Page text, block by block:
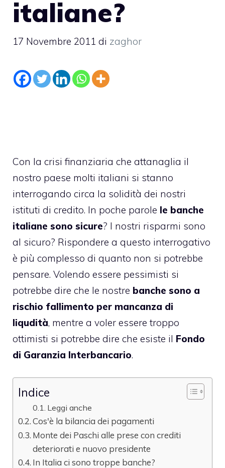
italiane?
17 Novembre 2011 di zaghor
Con la crisi finanziaria che attanaglia il
nostro paese molti italiani si stanno
interrogando circa la solidità dei nostri
istituti di credito. In poche parole le banche
italiane sono sicure? I nostri risparmi sono
al sicuro? Rispondere a questo interrogativo
è più complesso di quanto non si potrebbe
pensare. Volendo essere pessimisti si
potrebbe dire che le nostre banche sono a
rischio fallimento per mancanza di
liqudità, mentre a voler essere troppo
ottimisti si potrebbe dire che esiste il Fondo
di Garanzia Interbancario.
Indice
Leggi anche
Cos'è la bilancia dei pagamenti
Monte dei Paschi alle prese con crediti
deteriorati e nuovo presidente
In Italia ci sono troppe banche?